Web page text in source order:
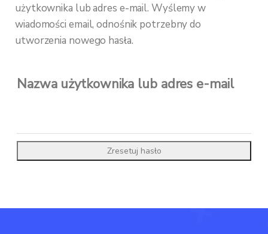
użytkownika lub adres e-mail. Wyślemy w
wiadomości email, odnośnik potrzebny do
utworzenia nowego hasła.
Nazwa użytkownika lub adres e-mail
Zresetuj hasło